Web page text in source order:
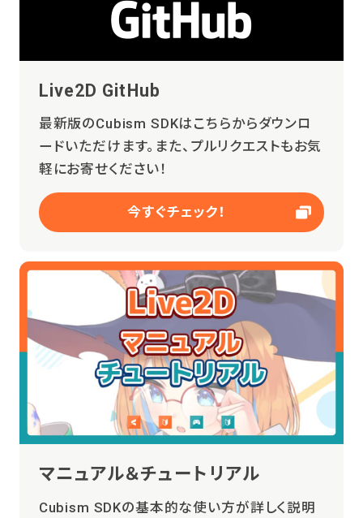
Live2D GitHub
最新版のCubism SDKはこちらからダウンロ
ードいただけます。また、プルリクエストもお気
軽にお寄せください！
今すぐチェック！
マニュアル＆チュートリアル
Cubism SDKの基本的な使い方が詳しく説明